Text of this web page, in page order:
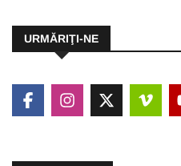
URMĂRIŢI-NE